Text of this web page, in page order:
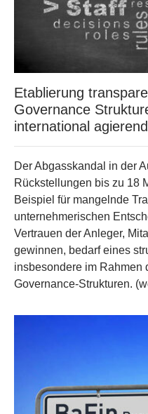
Etablierung
Governance
international
Der Abgasskandal in der
Rückstellungen bis zu 18
Beispiel für mangelnde
unternehmerischen
Vertrauen der Anleger,
gewinnen, bedarf eines
insbesondere im Rahmen
Governance-Strukturen.